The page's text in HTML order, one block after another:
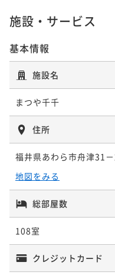
【食事処】活鮑×姿蟹
ＫＢグルメ会席（夢の饗
二食付き 現地決済可
【食事処】お肉が大好
品』LOVELOVE肉を食
【食事処】お肉が大好
ラン』LOVELOVE肉を
二食付き 現地決済可
会席（海の幸を堪能した
二食付き 現地決済可
施設・サービス
基本情報
施設名
まつや千千
住所
福井県あわら市舟津31
地図をみる
総部屋数
108室
クレジットカード